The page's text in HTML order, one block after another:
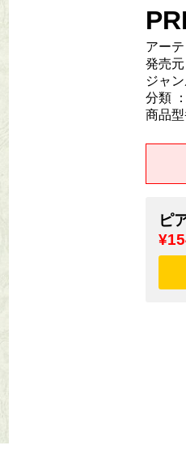
アー
発売
ジャ
分類
商品
ピ